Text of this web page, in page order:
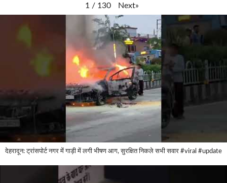
1 / 130 Next»
देहरादून: ट्रांसपोर्ट नगर में गाड़ी में लगी भीषण आग, सुरक्षित निकले सभी सवार #viral #update